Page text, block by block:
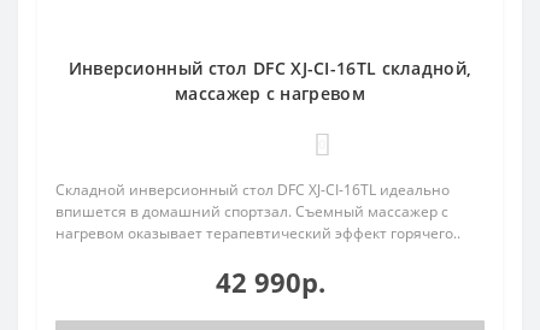
Инверсионный стол DFC XJ-CI-16TL складной,
массажер с нагревом
Складной инверсионный стол DFC XJ-CI-16TL идеально
впишется в домашний спортзал. Съемный массажер с
нагревом оказывает терапевтический эффект горячего..
42 990р.